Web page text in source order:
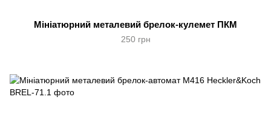
Мініатюрний металевий брелок-кулемет ПКМ
250 грн